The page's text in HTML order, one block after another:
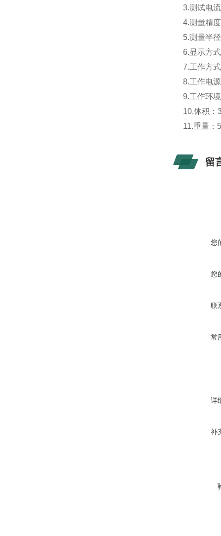
3.测试电
4.测量精
5.测量半
6.显示方
7.工作方
8.工作电
9.工作环
10.体积：
11.重量：
留
您
您
联
常
详
补